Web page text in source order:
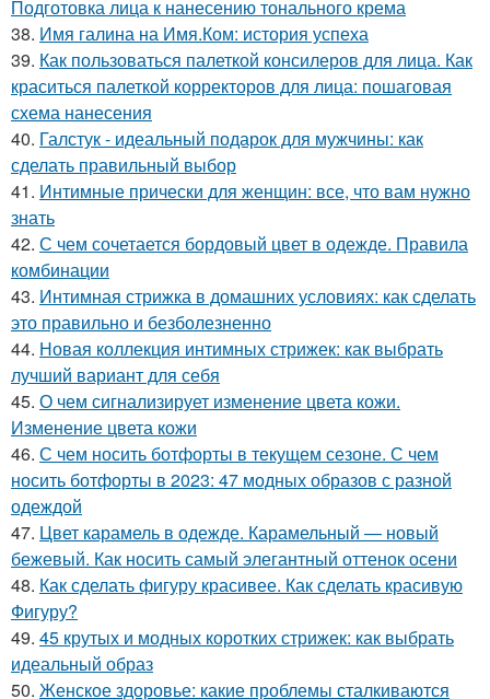
Подготовка лица к нанесению тонального крема
38. Имя галина на Имя.Ком: история успеха
39. Как пользоваться палеткой консилеров для лица. Как
краситься палеткой корректоров для лица: пошаговая
схема нанесения
40. Галстук - идеальный подарок для мужчины: как
сделать правильный выбор
41. Интимные прически для женщин: все, что вам нужно
знать
42. С чем сочетается бордовый цвет в одежде. Правила
комбинации
43. Интимная стрижка в домашних условиях: как сделать
это правильно и безболезненно
44. Новая коллекция интимных стрижек: как выбрать
лучший вариант для себя
45. О чем сигнализирует изменение цвета кожи.
Изменение цвета кожи
46. С чем носить ботфорты в текущем сезоне. С чем
носить ботфорты в 2023: 47 модных образов с разной
одеждой
47. Цвет карамель в одежде. Карамельный — новый
бежевый. Как носить самый элегантный оттенок осени
48. Как сделать фигуру красивее. Как сделать красивую
Фигуру?
49. 45 крутых и модных коротких стрижек: как выбрать
идеальный образ
50. Женское здоровье: какие проблемы сталкиваются